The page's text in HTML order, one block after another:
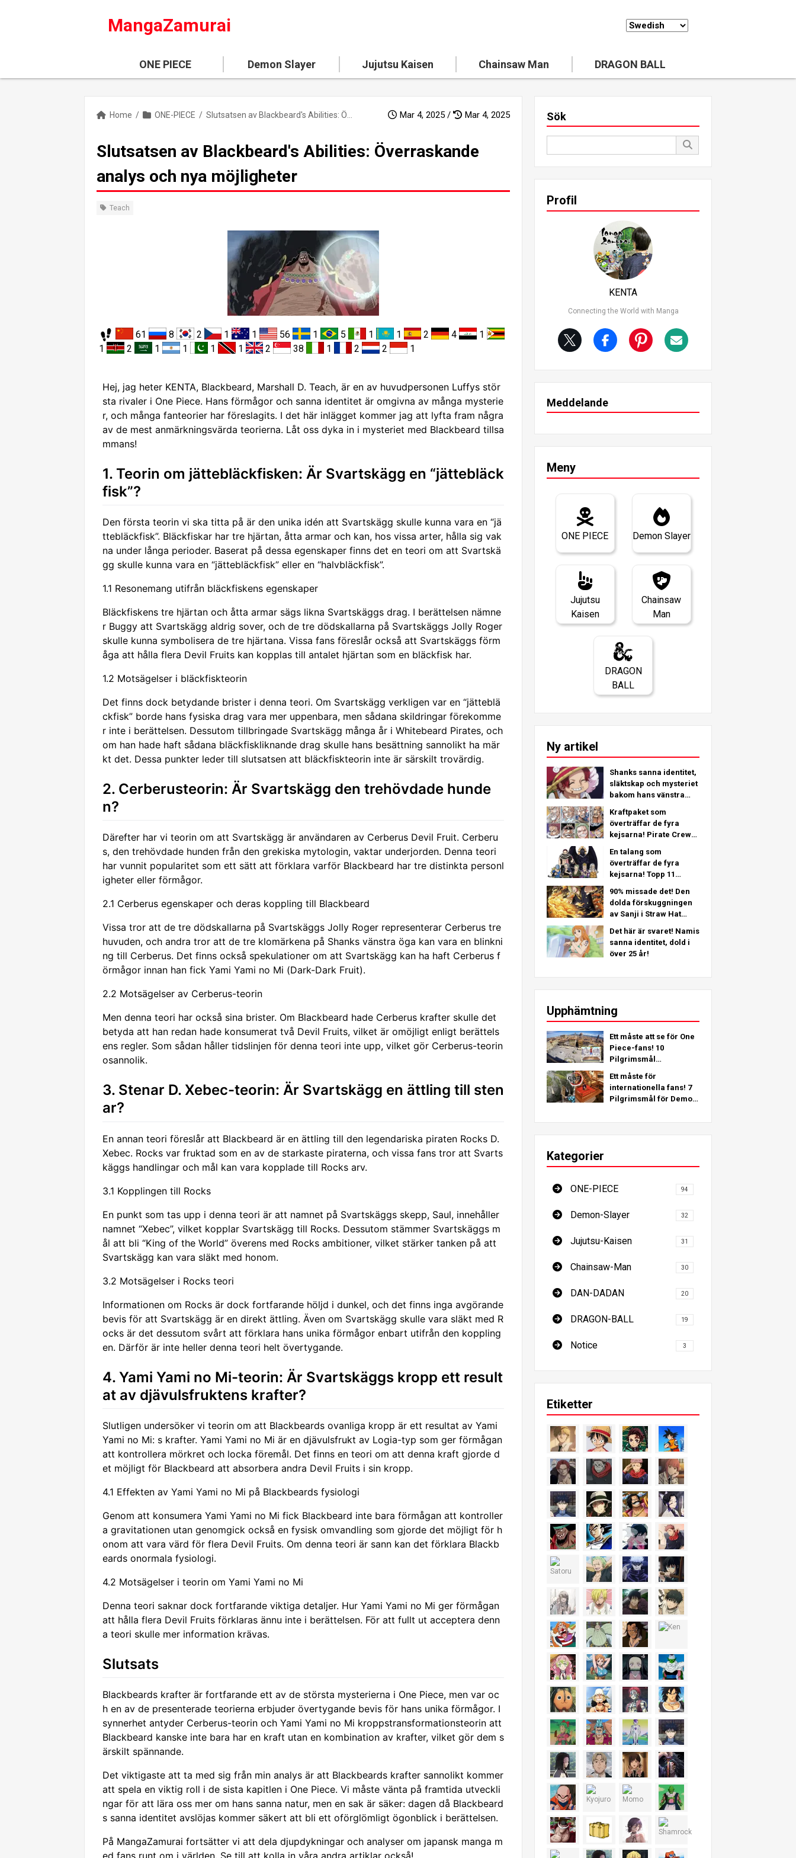
MangaZamurai
ONE PIECE Demon Slayer Jujutsu Kaisen Chainsaw Man DRAGON BALL
Home / ONE-PIECE / Mar 4, 2025 / Mar 4, 2025
Slutsatsen av Blackbeard's Abilities: Överraskande
analys och nya möjligheter
Teach
61 8 2 1 1 56 1 5 1 1 2 4
1
1
2 1 1 1 1 2 38 1 2 2 1
Hej, jag heter KENTA, Blackbeard, Marshall D. Teach, är en av huvudpersonen Luffys stör
sta rivaler i One Piece. Hans förmågor och sanna identitet är omgivna av många mysterie
r, och många fanteorier har föreslagits. I det här inlägget kommer jag att lyfta fram några
av de mest anmärkningsvärda teorierna. Låt oss dyka in i mysteriet med Blackbeard tillsa
mmans!
1. Teorin om jättebläckfisken: Är Svartskägg en “jättebläck
fisk”?
Den första teorin vi ska titta på är den unika idén att Svartskägg skulle kunna vara en “jä
ttebläckfisk”. Bläckfiskar har tre hjärtan, åtta armar och kan, hos vissa arter, hålla sig vak
na under långa perioder. Baserat på dessa egenskaper finns det en teori om att Svartskä
gg skulle kunna vara en “jättebläckfisk” eller en “halvbläckfisk”.
1.1 Resonemang utifrån bläckfiskens egenskaper
Bläckfiskens tre hjärtan och åtta armar sägs likna Svartskäggs drag. I berättelsen nämne
r Buggy att Svartskägg aldrig sover, och de tre dödskallarna på Svartskäggs Jolly Roger
skulle kunna symbolisera de tre hjärtana. Vissa fans föreslår också att Svartskäggs förm
åga att hålla flera Devil Fruits kan kopplas till antalet hjärtan som en bläckfisk har.
1.2 Motsägelser i bläckfiskteorin
Det finns dock betydande brister i denna teori. Om Svartskägg verkligen var en “jätteblä
ckfisk” borde hans fysiska drag vara mer uppenbara, men sådana skildringar förekomme
r inte i berättelsen. Dessutom tillbringade Svartskägg många år i Whitebeard Pirates, och
om han hade haft sådana bläckfiskliknande drag skulle hans besättning sannolikt ha mär
kt det. Dessa punkter leder till slutsatsen att bläckfiskteorin inte är särskilt trovärdig.
2. Cerberusteorin: Är Svartskägg den trehövdade hunde
n?
Därefter har vi teorin om att Svartskägg är användaren av Cerberus Devil Fruit. Cerberu
s, den trehövdade hunden från den grekiska mytologin, vaktar underjorden. Denna teori
har vunnit popularitet som ett sätt att förklara varför Blackbeard har tre distinkta personl
igheter eller förmågor.
2.1 Cerberus egenskaper och deras koppling till Blackbeard
Vissa tror att de tre dödskallarna på Svartskäggs Jolly Roger representerar Cerberus tre
huvuden, och andra tror att de tre klomärkena på Shanks vänstra öga kan vara en blinkni
ng till Cerberus. Det finns också spekulationer om att Svartskägg kan ha haft Cerberus f
örmågor innan han fick Yami Yami no Mi (Dark-Dark Fruit).
2.2 Motsägelser av Cerberus-teorin
Men denna teori har också sina brister. Om Blackbeard hade Cerberus krafter skulle det
betyda att han redan hade konsumerat två Devil Fruits, vilket är omöjligt enligt berättels
ens regler. Som sådan håller tidslinjen för denna teori inte upp, vilket gör Cerberus-teorin
osannolik.
3. Stenar D. Xebec-teorin: Är Svartskägg en ättling till sten
ar?
En annan teori föreslår att Blackbeard är en ättling till den legendariska piraten Rocks D.
Xebec. Rocks var fruktad som en av de starkaste piraterna, och vissa fans tror att Svarts
käggs handlingar och mål kan vara kopplade till Rocks arv.
3.1 Kopplingen till Rocks
En punkt som tas upp i denna teori är att namnet på Svartskäggs skepp, Saul, innehåller
namnet “Xebec”, vilket kopplar Svartskägg till Rocks. Dessutom stämmer Svartskäggs m
ål att bli “King of the World” överens med Rocks ambitioner, vilket stärker tanken på att
Svartskägg kan vara släkt med honom.
3.2 Motsägelser i Rocks teori
Informationen om Rocks är dock fortfarande höljd i dunkel, och det finns inga avgörande
bevis för att Svartskägg är en direkt ättling. Även om Svartskägg skulle vara släkt med R
ocks är det dessutom svårt att förklara hans unika förmågor enbart utifrån den koppling
en. Därför är inte heller denna teori helt övertygande.
4. Yami Yami no Mi-teorin: Är Svartskäggs kropp ett result
at av djävulsfruktens krafter?
Slutligen undersöker vi teorin om att Blackbeards ovanliga kropp är ett resultat av Yami
Yami no Mi: s krafter. Yami Yami no Mi är en djävulsfrukt av Logia-typ som ger förmågan
att kontrollera mörkret och locka föremål. Det finns en teori om att denna kraft gjorde d
et möjligt för Blackbeard att absorbera andra Devil Fruits i sin kropp.
4.1 Effekten av Yami Yami no Mi på Blackbeards fysiologi
Genom att konsumera Yami Yami no Mi fick Blackbeard inte bara förmågan att kontroller
a gravitationen utan genomgick också en fysisk omvandling som gjorde det möjligt för h
onom att vara värd för flera Devil Fruits. Om denna teori är sann kan det förklara Blackb
eards onormala fysiologi.
4.2 Motsägelser i teorin om Yami Yami no Mi
Denna teori saknar dock fortfarande viktiga detaljer. Hur Yami Yami no Mi ger förmågan
att hålla flera Devil Fruits förklaras ännu inte i berättelsen. För att fullt ut acceptera denn
a teori skulle mer information krävas.
Slutsats
Blackbeards krafter är fortfarande ett av de största mysterierna i One Piece, men var oc
h en av de presenterade teorierna erbjuder övertygande bevis för hans unika förmågor. I
synnerhet antyder Cerberus-teorin och Yami Yami no Mi kroppstransformationsteorin att
Blackbeard kanske inte bara har en kraft utan en kombination av krafter, vilket gör dem s
ärskilt spännande.
Det viktigaste att ta med sig från min analys är att Blackbeards krafter sannolikt kommer
att spela en viktig roll i de sista kapitlen i One Piece. Vi måste vänta på framtida utveckli
ngar för att lära oss mer om hans sanna natur, men en sak är säker: dagen då Blackbeard
s sanna identitet avslöjas kommer säkert att bli ett oförglömligt ögonblick i berättelsen.
På MangaZamurai fortsätter vi att dela djupdykningar och analyser om japansk manga m
ed fans runt om i världen. Se till att kolla in våra andra artiklar också!
Sök
Profil
KENTA
Connecting the World with Manga
Meddelande
Meny
ONE PIECE Demon Slayer
Jujutsu
Kaisen
Chainsaw
Man
DRAGON
BALL
Ny artikel
Shanks sanna identitet,
släktskap och mysteriet
bakom hans vänstra
analys från det senaste
kapitlet!
Kraftpaket som
överträffar de fyra
kejsarna! Pirate Crew
placeringar TOP 11
(Från 5:e till 1:a)
En talang som
överträffar de fyra
kejsarna! Topp 11
Piratbesättning Nr 2
Karaktärer (Från 11:e
till 6:e plats)
90% missade det! Den
dolda förskuggningen
av Sanji i Straw Hat
Det här är svaret! Namis
sanna identitet, dold i
över 25 år!
Upphämtning
Ett måste att se för One
Piece-fans! 10
Pilgrimsmål
inspirerade av verkliga
platser runt om i
världen!
Ett måste för
internationella fans! 7
Pilgrimsmål för Demon
Kategorier
ONE-PIECE 94
Demon-Slayer 32
Jujutsu-Kaisen 31
Chainsaw-Man 30
DAN-DADAN 20
DRAGON-BALL 19
Notice 3
Etiketter